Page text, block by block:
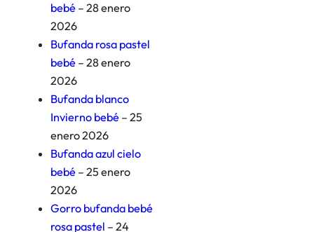
bebé – 28 enero
2026
Bufanda rosa pastel
bebé – 28 enero
2026
Bufanda blanco
Invierno bebé – 25
enero 2026
Bufanda azul cielo
bebé – 25 enero
2026
Gorro bufanda bebé
rosa pastel – 24